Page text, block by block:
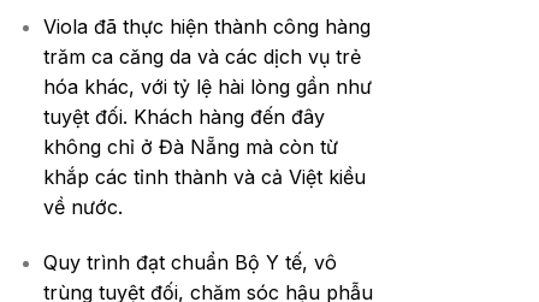
Viola đã thực hiện thành công hàng
trăm ca căng da và các dịch vụ trẻ
hóa khác, với tỷ lệ hài lòng gần như
tuyệt đối. Khách hàng đến đây
không chỉ ở Đà Nẵng mà còn từ
khắp các tỉnh thành và cả Việt kiều
về nước.
Quy trình đạt chuẩn Bộ Y tế, vô
trùng tuyệt đối, chăm sóc hậu phẫu